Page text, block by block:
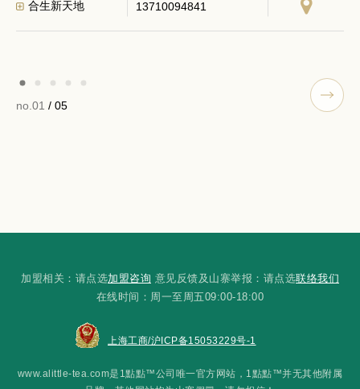
合生新天地 13710094841
no.01 / 05
加盟相关：请点选加盟咨询 意见反馈及山寨举报：请点选联络我们
在线时间：周一至周五09:00-18:00
www.alittle-tea.com是1點點™公司唯一官方网站，1點點™并无其他附属
上海工商/沪ICP备15053229号-1